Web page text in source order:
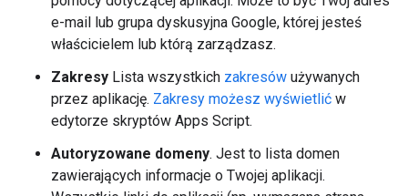
e-mail lub grupa dyskusyjna Google, której jesteś
właścicielem lub którą zarządzasz.
Zakresy Lista wszystkich zakresów używanych
przez aplikację. Zakresy możesz wyświetlić w
edytorze skryptów Apps Script.
Autoryzowane domeny. Jest to lista domen
zawierających informacje o Twojej aplikacji.